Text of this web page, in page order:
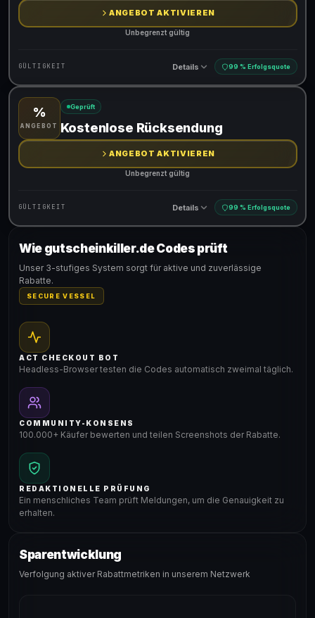
ANGEBOT AKTIVIEREN
Unbegrenzt gültig
GÜLTIGKEIT Details 99 % Erfolgsquote
Gültig für teilnehmende Produkte
%
ANGEBOT
Geprüft
Kostenlose Rücksendung
ANGEBOT AKTIVIEREN
Unbegrenzt gültig
GÜLTIGKEIT Details 99 % Erfolgsquote
Gültig für teilnehmende Produkte
Wie gutscheinkiller.de Codes prüft
Unser 3-stufiges System sorgt für aktive und zuverlässige
Rabatte.
SECURE VESSEL
ACT CHECKOUT BOT
Headless-Browser testen die Codes automatisch zweimal täglich.
COMMUNITY-KONSENS
100.000+ Käufer bewerten und teilen Screenshots der Rabatte.
REDAKTIONELLE PRÜFUNG
Ein menschliches Team prüft Meldungen, um die Genauigkeit zu
erhalten.
Sparentwicklung
Verfolgung aktiver Rabattmetriken in unserem Netzwerk